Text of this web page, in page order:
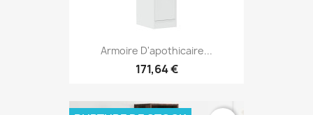
Armoire D'apothicaire...
171,64 €